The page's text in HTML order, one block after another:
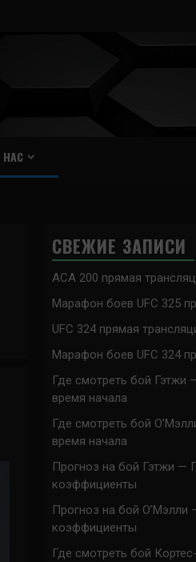
НАС
СВЕЖИЕ ЗАПИСИ
ACA 200 прямая
Марафон боев UFC 325
UFC 324 прямая
Марафон боев UFC 324
Где смотреть бой Гэтжи
время начала
Где смотреть бой
время начала
Прогноз на бой Гэтжи —
коэффициенты
Прогноз на бой О’Мэлли
коэффициенты
Где смотреть бой